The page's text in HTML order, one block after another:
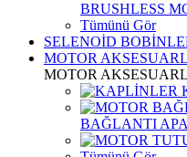
BRUSHLESS
Tümünü Gör
SELENOİD
MOTOR
MOTOR
BAĞLANTI